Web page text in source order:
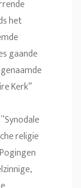
het
gaande
Kerk”
religie